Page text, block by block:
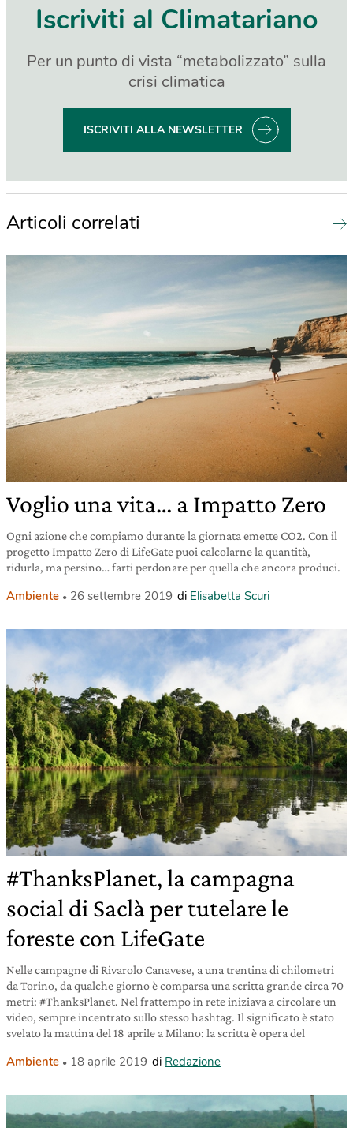
Iscriviti al Climatariano
Per un punto di vista “metabolizzato” sulla
crisi climatica
ISCRIVITI ALLA NEWSLETTER
Articoli correlati
Voglio una vita… a Impatto Zero
Ogni azione che compiamo durante la giornata emette CO2. Con il
progetto Impatto Zero di LifeGate puoi calcolarne la quantità,
ridurla, ma persino… farti perdonare per quella che ancora produci.
Ambiente 26 settembre 2019 di Elisabetta Scuri
#ThanksPlanet, la campagna
social di Saclà per tutelare le
foreste con LifeGate
Nelle campagne di Rivarolo Canavese, a una trentina di chilometri
da Torino, da qualche giorno è comparsa una scritta grande circa 70
metri: #ThanksPlanet. Nel frattempo in rete iniziava a circolare un
video, sempre incentrato sullo stesso hashtag. Il significato è stato
svelato la mattina del 18 aprile a Milano: la scritta è opera del
Ambiente 18 aprile 2019 di Redazione